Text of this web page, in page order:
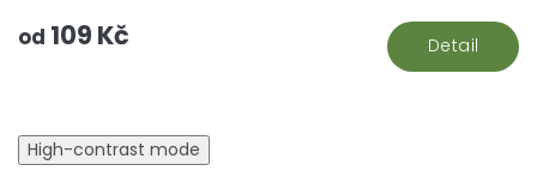
od 109 Kč Detail
High-contrast mode